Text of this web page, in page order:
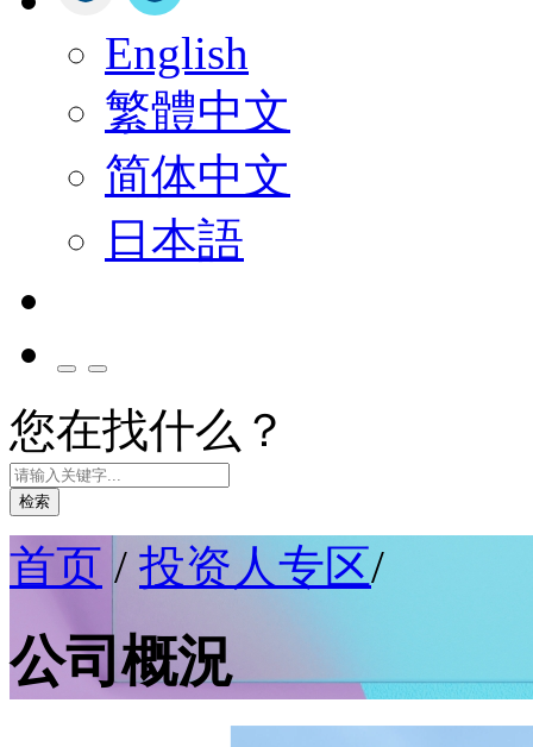
English
繁體中文
简体中文
日本語
您在找什么？
检索
首页 / 投资人专区/
公司概況